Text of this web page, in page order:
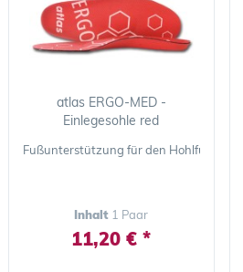
atlas ERGO-MED -
Einlegesohle red
Fußunterstützung für den Hohlfuß
Inhalt 1 Paar
11,20 € *